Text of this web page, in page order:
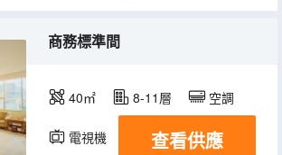
商務標準間
40㎡ 8-11層 空調
電視機 查看供應